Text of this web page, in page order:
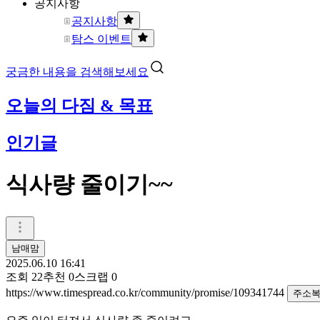
공지사항
공지사항
탐스 이벤트
궁금한 내용을 검색해보세요
오늘의 다짐 & 목표
인기글
식사량 줄이기~~
남매맘
2025.06.10 16:41
조회 22추천 0스크랩 0
https://www.timespread.co.kr/community/promise/109341744
주소